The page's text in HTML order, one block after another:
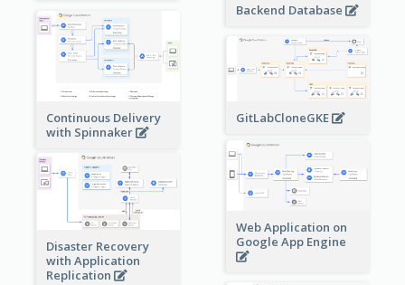
Backend Database
Continuous Delivery
with Spinnaker
GitLabCloneGKE
Web Application on
Google App Engine
Disaster Recovery
with Application
Replication